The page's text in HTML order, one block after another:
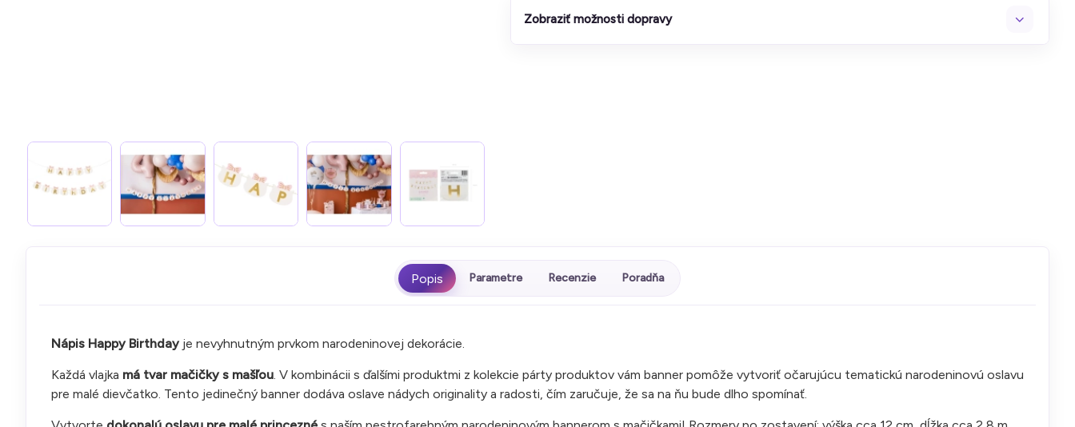
Zobraziť možnosti dopravy
Parametre Recenzie Poradňa
Nápis Happy Birthday je nevyhnutným prvkom narodeninovej dekorácie.
Každá vlajka má tvar mačičky s mašľou. V kombinácii s ďalšími produktmi z kolekcie párty produktov vám banner pomôže vytvoriť očarujúcu tematickú narodeninovú oslavu
pre malé dievčatko. Tento jedinečný banner dodáva oslave nádych originality a radosti, čím zaručuje, že sa na ňu bude dlho spomínať.